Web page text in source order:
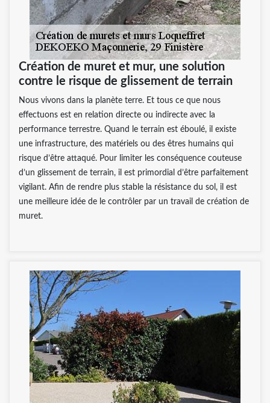
Création de muret et mur, une solution
contre le risque de glissement de terrain
Nous vivons dans la planète terre. Et tous ce que nous
effectuons est en relation directe ou indirecte avec la
performance terrestre. Quand le terrain est éboulé, il existe
une infrastructure, des matériels ou des êtres humains qui
risque d’être attaqué. Pour limiter les conséquence couteuse
d’un glissement de terrain, il est primordial d’être parfaitement
vigilant. Afin de rendre plus stable la résistance du sol, il est
une meilleure idée de le contrôler par un travail de création de
muret.